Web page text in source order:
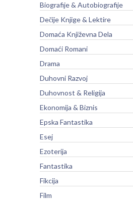
Biografije & Autobiografije
Dečije Knjige & Lektire
Domaća Književna Dela
Domaći Romani
Drama
Duhovni Razvoj
Duhovnost & Religija
Ekonomija & Biznis
Epska Fantastika
Esej
Ezoterija
Fantastika
Fikcija
Film